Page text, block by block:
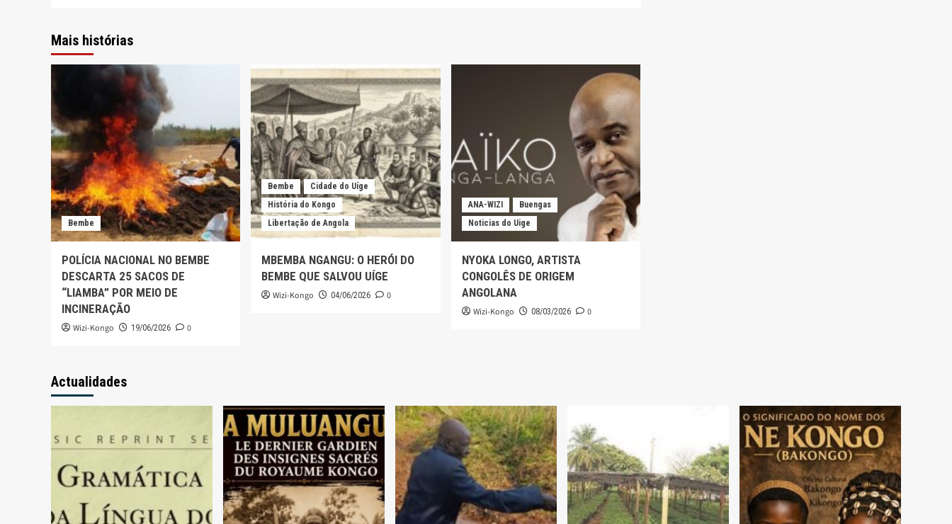
Mais histórias
Bembe
POLÍCIA NACIONAL NO BEMBE
DESCARTA 25 SACOS DE
“LIAMBA” POR MEIO DE
INCINERAÇÃO
Wizi-Kongo 19/06/2026 0
Bembe
Cidade do Uíge
História do Kongo
Libertação de Angola
MBEMBA NGANGU: O HERÓI DO
BEMBE QUE SALVOU UÍGE
Wizi-Kongo 04/06/2026 0
ANA-WIZI
Buengas
Noticias do Uige
NYOKA LONGO, ARTISTA
CONGOLÊS DE ORIGEM
ANGOLANA
Wizi-Kongo 08/03/2026 0
Actualidades